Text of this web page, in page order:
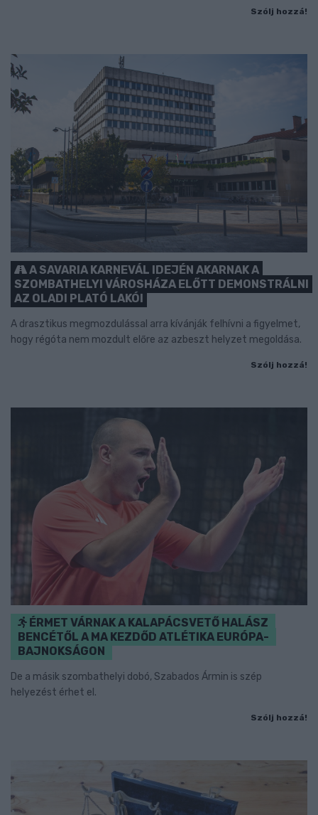
Szólj hozzá!
A SAVARIA KARNEVÁL IDEJÉN AKARNAK A
SZOMBATHELYI VÁROSHÁZA ELŐTT DEMONSTRÁLNI
AZ OLADI PLATÓ LAKÓI
A drasztikus megmozdulással arra kívánják felhívni a figyelmet,
hogy régóta nem mozdult előre az azbeszt helyzet megoldása.
Szólj hozzá!
ÉRMET VÁRNAK A KALAPÁCSVETŐ HALÁSZ
BENCÉTŐL A MA KEZDŐD ATLÉTIKA EURÓPA-
BAJNOKSÁGON
De a másik szombathelyi dobó, Szabados Ármin is szép
helyezést érhet el.
Szólj hozzá!